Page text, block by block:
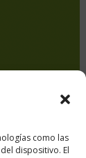
como las
dispositivo. El